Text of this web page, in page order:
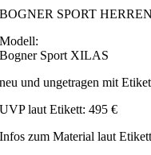
BOGNER SPORT
Modell:
Bogner Sport XILAS
neu und ungetragen mit
UVP laut Etikett: 495 €
Infos zum Material laut